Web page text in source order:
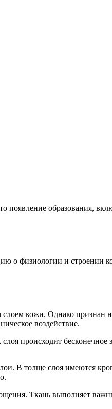
образования,
о физиологии и строении
кожи. Однако
воздействие.
происходит
В толще слоя имеются
Ткань выполняет